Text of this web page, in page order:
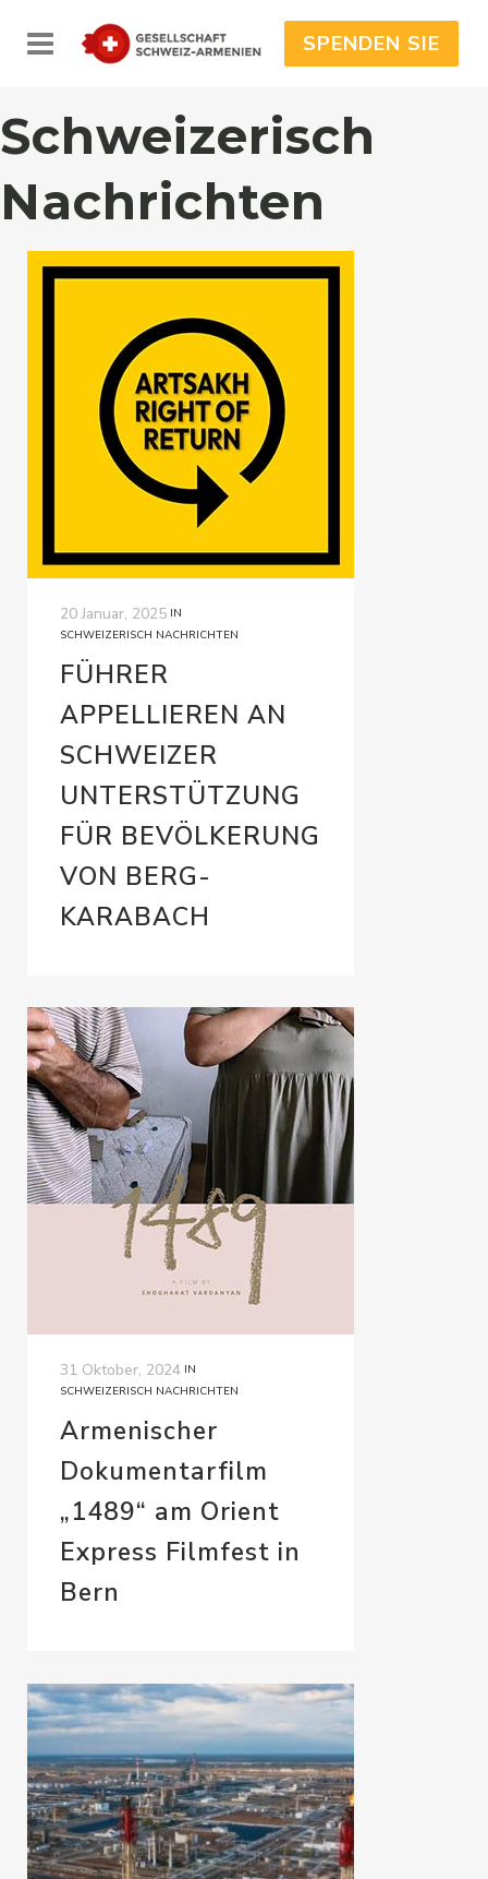
SPENDEN SIE
Schweizerisch
Nachrichten
20 Januar, 2025 IN
SCHWEIZERISCH NACHRICHTEN
FÜHRER
APPELLIEREN AN
SCHWEIZER
UNTERSTÜTZUNG
FÜR BEVÖLKERUNG
VON BERG-
KARABACH
31 Oktober, 2024 IN
SCHWEIZERISCH NACHRICHTEN
Armenischer
Dokumentarfilm
„1489“ am Orient
Express Filmfest in
Bern